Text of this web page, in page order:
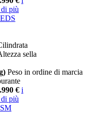
più
sella
Peso in ordine di marcia
€ i
più